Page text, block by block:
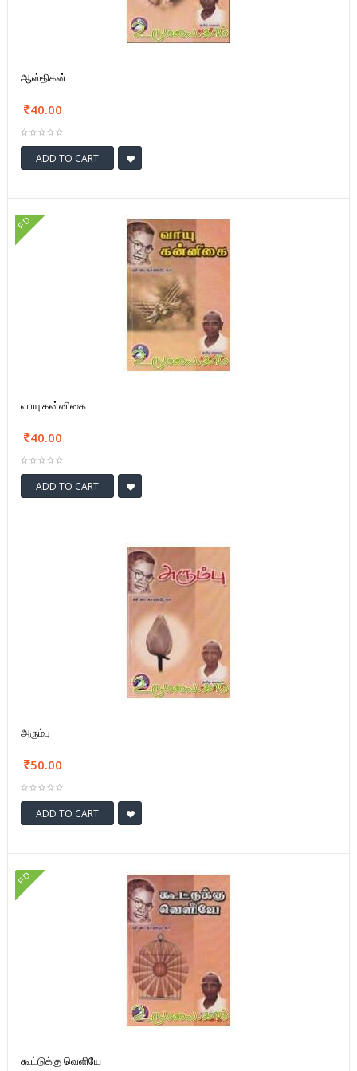
ஆஸ்திகன்
40.00
ADD TO CART
FD
வாயு கன்னிகை
40.00
ADD TO CART
அரும்பு
50.00
ADD TO CART
FD
கூட்டுக்கு வெளியே